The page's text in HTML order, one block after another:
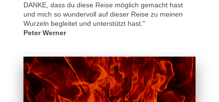
DANKE, dass du diese Reise möglich gemacht hast
und mich so wundervoll auf dieser Reise zu meinen
Wurzeln begleitet und unterstützt hast."
Peter Werner